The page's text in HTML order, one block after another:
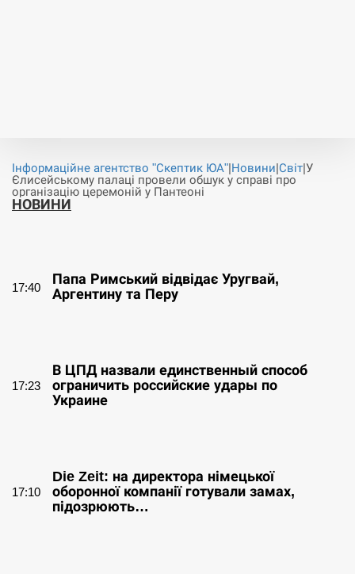
Інформаційне агентство "Скептик ЮА"|Новини|Світ|У
Єлисейському палаці провели обшук у справі про
організацію церемоній у Пантеоні
НОВИНИ
17:40
Папа Римський відвідає Уругвай,
Аргентину та Перу
17:23
В ЦПД назвали единственный способ
ограничить российские удары по
Украине
17:10
Die Zeit: на директора німецької
оборонної компанії готували замах,
підозрюють…